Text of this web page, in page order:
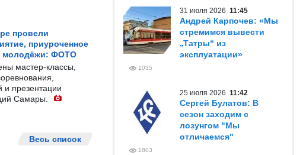
провели
приуроченное
молодёжи: ФОТО
мастер-классы,
и презентации
Самары.
Весь список
31 июля 2026 11:45
Андрей Карпочев: «Мы
стремимся вывести
„Татры“ из
эксплуатации»
1035
25 июля 2026 11:42
Сергей Булатов: В
сезон заходим с
лозунгом "Мы
отличаемся"
1803